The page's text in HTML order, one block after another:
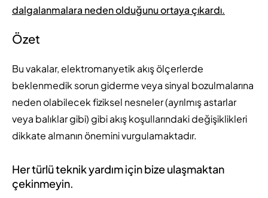
dalgalanmalara neden olduğunu ortaya çıkardı.
Özet
Bu vakalar, elektromanyetik akış ölçerlerde
beklenmedik sorun giderme veya sinyal bozulmalarına
neden olabilecek fiziksel nesneler (ayrılmış astarlar
veya balıklar gibi) gibi akış koşullarındaki değişiklikleri
dikkate almanın önemini vurgulamaktadır.
Her türlü teknik yardım için bize ulaşmaktan
çekinmeyin.